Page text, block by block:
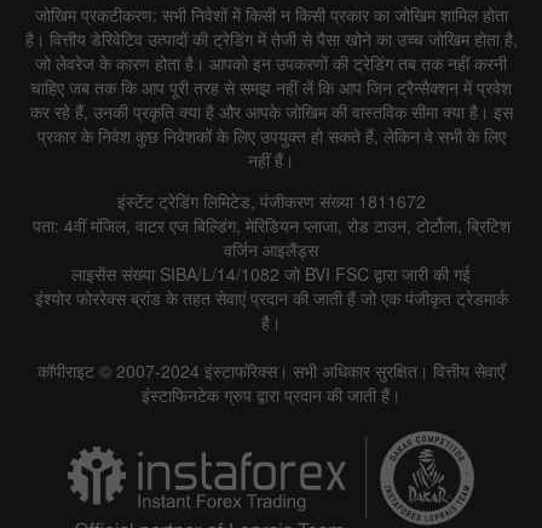
जोखिम प्रकटीकरण: सभी निवेशों में किसी न किसी प्रकार का जोखिम शामिल होता
है। वित्तीय डेरिवेटिव उत्पादों की ट्रेडिंग में तेजी से पैसा खोने का उच्च जोखिम होता है,
जो लेवरेज के कारण होता है। आपको इन उपकरणों की ट्रेडिंग तब तक नहीं करनी
चाहिए जब तक कि आप पूरी तरह से समझ नहीं लें कि आप जिन ट्रैन्सैक्शन में प्रवेश
कर रहे हैं, उनकी प्रकृति क्या है और आपके जोखिम की वास्तविक सीमा क्या है। इस
प्रकार के निवेश कुछ निवेशकों के लिए उपयुक्त हो सकते हैं, लेकिन वे सभी के लिए
नहीं हैं।
इंस्टेंट ट्रेडिंग लिमिटेड, पंजीकरण संख्या 1811672
पता: 4वीं मंजिल, वाटर एज बिल्डिंग, मेरिडियन प्लाजा, रोड टाउन, टोर्टोला, ब्रिटिश
वर्जिन आइलैंड्स
लाइसेंस संख्या SIBA/L/14/1082 जो BVI FSC द्वारा जारी की गई
इंश्योर फोररेक्स ब्रांड के तहत सेवाएं प्रदान की जाती हैं जो एक पंजीकृत ट्रेडमार्क
है।
कॉपीराइट © 2007-2024 इंस्टाफॉरेक्स। सभी अधिकार सुरक्षित। वित्तीय सेवाएँ
इंस्टाफिनटेक ग्रुप द्वारा प्रदान की जाती हैं।